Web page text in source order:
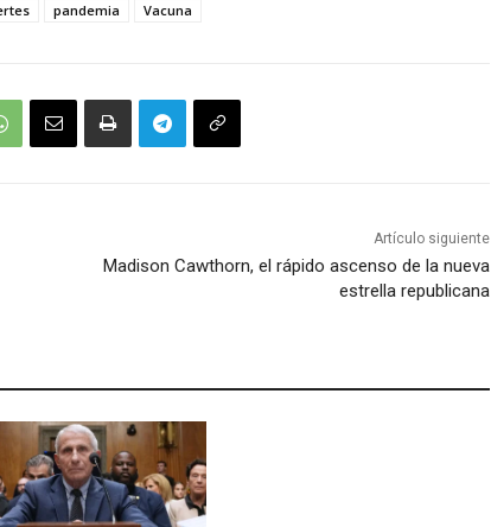
pandemia Vacuna
Artículo siguiente
Madison Cawthorn, el rápido ascenso de la nueva
estrella republicana